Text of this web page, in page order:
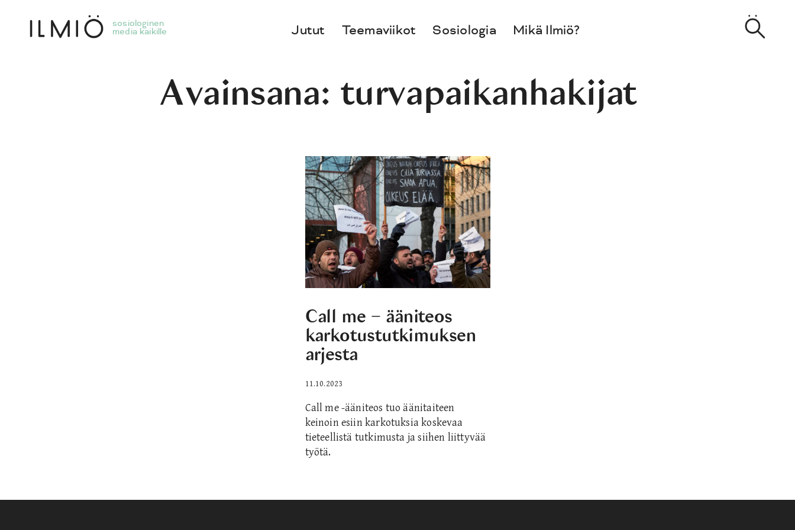
Jutut Teemaviikot Sosiologia Mikä Ilmiö?
Avainsana: turvapaikanhakijat
Call me − ääniteos
karkotustutkimuksen
arjesta
11.10.2023
Call me -ääniteos tuo äänitaiteen
keinoin esiin karkotuksia koskevaa
tieteellistä tutkimusta ja siihen liittyvää
työtä.